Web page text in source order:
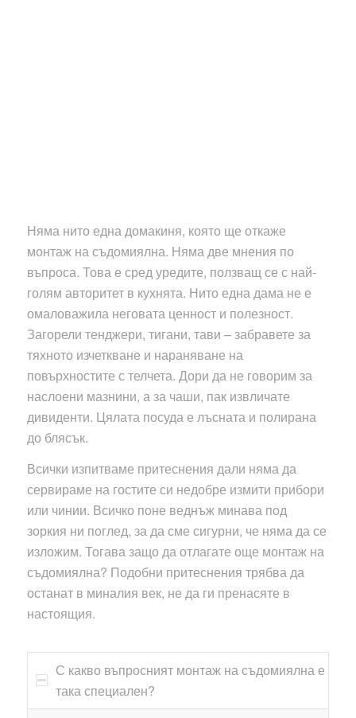
Няма нито една домакиня, която ще откаже
монтаж на съдомиялна. Няма две мнения по
въпроса. Това е сред уредите, ползващ се с най-
голям авторитет в кухнята. Нито една дама не е
омаловажила неговата ценност и полезност.
Загорели тенджери, тигани, тави – забравете за
тяхното изчеткване и нараняване на
повърхностите с телчета. Дори да не говорим за
наслоени мазнини, а за чаши, пак извличате
дивиденти. Цялата посуда е лъсната и полирана
до блясък.
Всички изпитваме притеснения дали няма да
сервираме на гостите си недобре измити прибори
или чинии. Всичко поне веднъж минава под
зоркия ни поглед, за да сме сигурни, че няма да се
изложим. Тогава защо да отлагате още монтаж на
съдомиялна? Подобни притеснения трябва да
останат в миналия век, не да ги пренасяте в
настоящия.
С какво въпросният монтаж на съдомиялна е
така специален?